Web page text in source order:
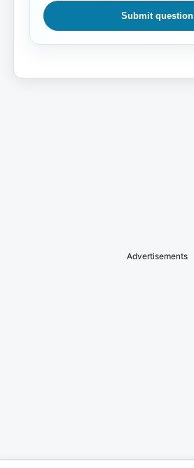
Submit question
Advertisements